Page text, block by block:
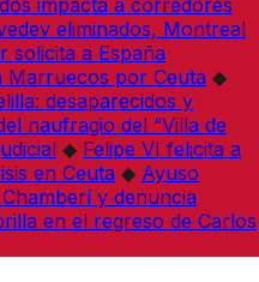
impacta a corredores
eliminados, Montreal
solicita a España
Marruecos por Ceuta ◆
desaparecidos y
naufragio del “Villa de
◆ Felipe VI felicita a
en Ceuta ◆ Ayuso
y denuncia
en el regreso de Carlos